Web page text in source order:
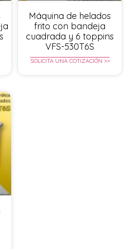
Máquina de helados
frito con bandeja
cuadrada y 6 toppins
VFS-530T6S
SOLICITA UNA COTIZACIÓN >>